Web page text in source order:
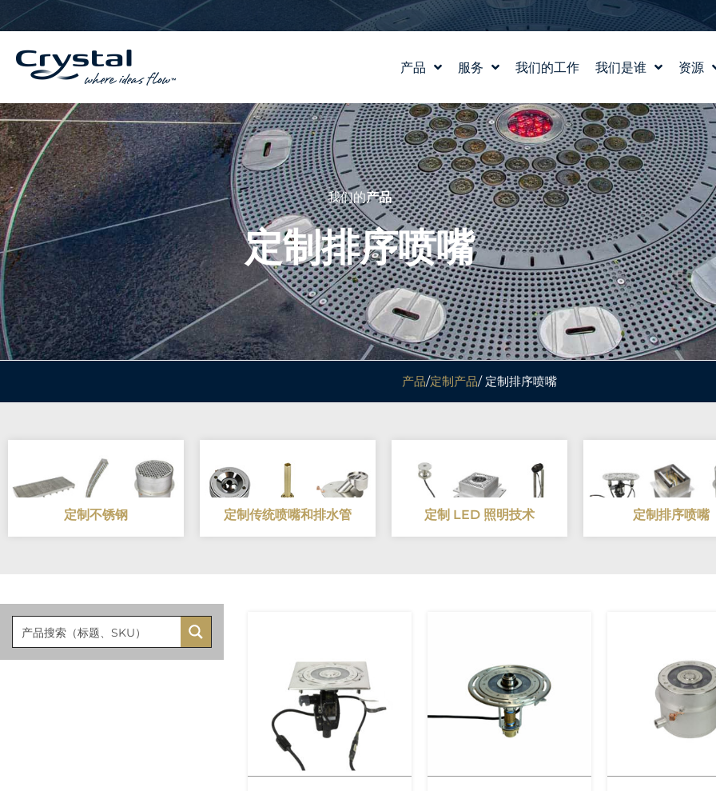
容
至
产品 服务
水景设计
水实验室
产品和技术支持
我们的工作 我们是谁
我们的故事
我们的价值观
认识我们的团队
职业生涯
资源
教育
博客
新闻
我们的产品
定制排序喷嘴
产品/定制产品/ 定制排序喷嘴
定制不锈钢 定制传统喷嘴和排水管 定制 LED 照明技术 定制排序喷嘴